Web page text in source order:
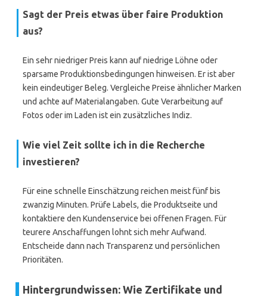
Sagt der Preis etwas über faire Produktion
aus?
Ein sehr niedriger Preis kann auf niedrige Löhne oder
sparsame Produktionsbedingungen hinweisen. Er ist aber
kein eindeutiger Beleg. Vergleiche Preise ähnlicher Marken
und achte auf Materialangaben. Gute Verarbeitung auf
Fotos oder im Laden ist ein zusätzliches Indiz.
Wie viel Zeit sollte ich in die Recherche
investieren?
Für eine schnelle Einschätzung reichen meist fünf bis
zwanzig Minuten. Prüfe Labels, die Produktseite und
kontaktiere den Kundenservice bei offenen Fragen. Für
teurere Anschaffungen lohnt sich mehr Aufwand.
Entscheide dann nach Transparenz und persönlichen
Prioritäten.
Hintergrundwissen: Wie Zertifikate und